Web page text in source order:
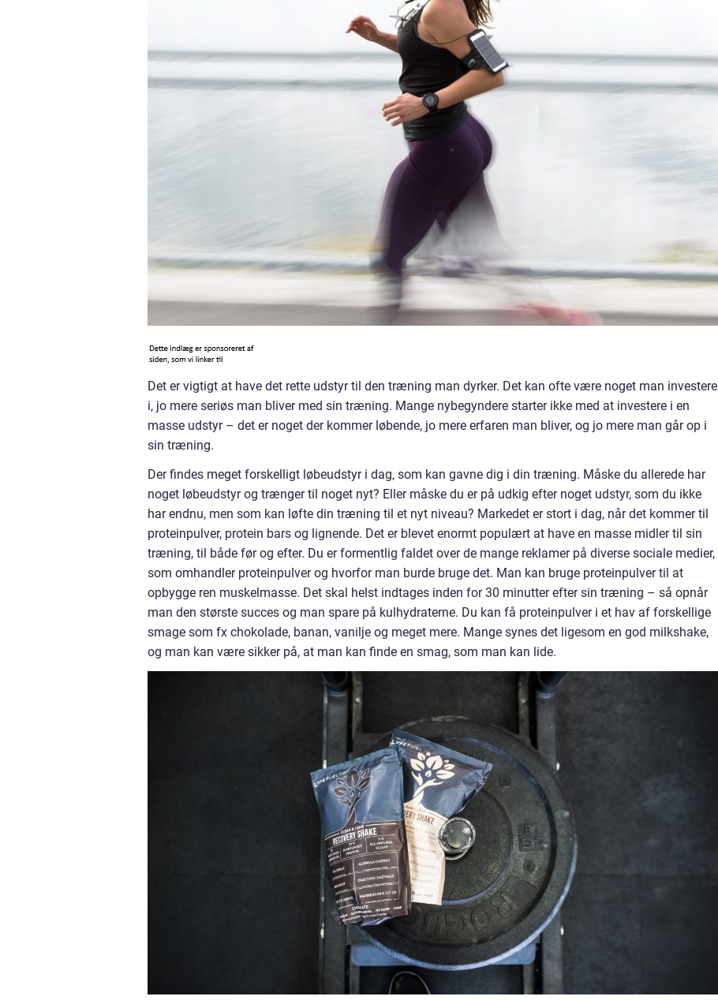
Det er vigtigt at have det rette udstyr til den træning man dyrker. Det kan ofte være noget man investere
i, jo mere seriøs man bliver med sin træning. Mange nybegyndere starter ikke med at investere i en
masse udstyr – det er noget der kommer løbende, jo mere erfaren man bliver, og jo mere man går op i
sin træning.
Der findes meget forskelligt løbeudstyr i dag, som kan gavne dig i din træning. Måske du allerede har
noget løbeudstyr og trænger til noget nyt? Eller måske du er på udkig efter noget udstyr, som du ikke
har endnu, men som kan løfte din træning til et nyt niveau? Markedet er stort i dag, når det kommer til
proteinpulver, protein bars og lignende. Det er blevet enormt populært at have en masse midler til sin
træning, til både før og efter. Du er formentlig faldet over de mange reklamer på diverse sociale medier,
som omhandler proteinpulver og hvorfor man burde bruge det. Man kan bruge proteinpulver til at
opbygge ren muskelmasse. Det skal helst indtages inden for 30 minutter efter sin træning – så opnår
man den største succes og man spare på kulhydraterne. Du kan få proteinpulver i et hav af forskellige
smage som fx chokolade, banan, vanilje og meget mere. Mange synes det ligesom en god milkshake,
og man kan være sikker på, at man kan finde en smag, som man kan lide.